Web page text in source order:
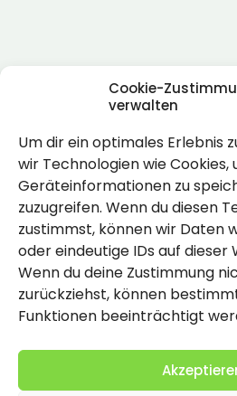
Cookie-
verwalten
Um dir ein optimales Erlebnis
wir Technologien wie Cookies,
Geräteinformationen zu
zuzugreifen. Wenn du diesen
zustimmst, können wir Daten
oder eindeutige IDs auf
Wenn du deine Zustimmung
zurückziehst, können
Funktionen beeinträchtigt
Rechtlich
Impressum
Datenschutzerklärung
Cookie-Richtlinie (EU)